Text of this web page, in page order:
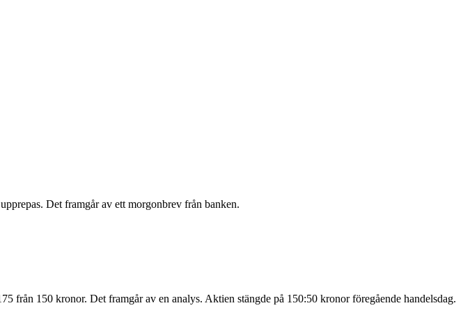
Det framgår av ett morgonbrev från banken.
150 kronor. Det framgår av en analys. Aktien stängde på 150:50 kronor föregående handelsdag.